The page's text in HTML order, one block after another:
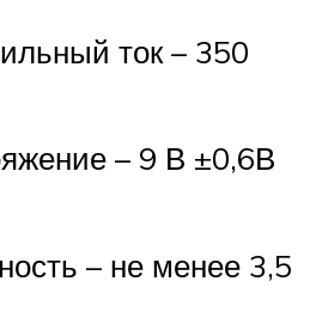
ток – 350
– 9 В ±0,6В
– не менее 3,5